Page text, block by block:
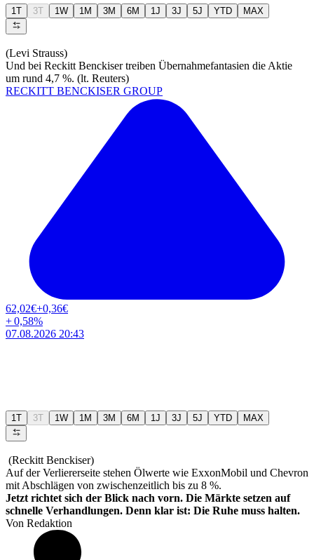
1T 3T 1W 1M 3M 6M 1J 3J 5J YTD MAX
(Levi Strauss)
Und bei Reckitt Benckiser treiben Übernahmefantasien die Aktie
um rund 4,7 %. (lt. Reuters)
RECKITT BENCKISER GROUP
62,02€+0,36€
+0,58%
07.08.2026 20:43
1T 3T 1W 1M 3M 6M 1J 3J 5J YTD MAX
(Reckitt Benckiser)
Auf der Verliererseite stehen Ölwerte wie ExxonMobil und Chevron
mit Abschlägen von zwischenzeitlich bis zu 8 %.
Jetzt richtet sich der Blick nach vorn. Die Märkte setzen auf
schnelle Verhandlungen. Denn klar ist: Die Ruhe muss halten.
Von Redaktion